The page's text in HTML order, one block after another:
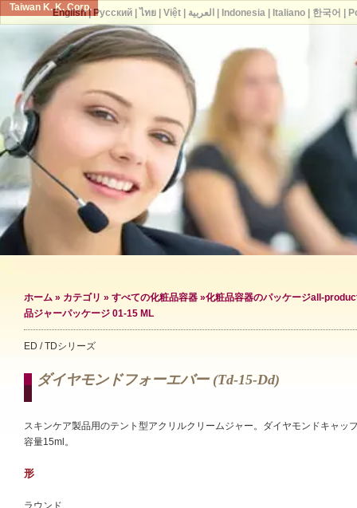
Taiwan K. K. Corp.
ホーム » カテゴリ » すべての化粧品容器 »化粧品容器のパッケージall-
品ジャーパッケージ 01-15 ML
ED / TDシリーズ
ダイヤモンドフォーエバー (td-15-Dd)
スキンケア製品用のテント型アクリルクリームジャー。ダイヤモンドキャッ
容量15ml。
形
ラウンド
English| Русский| ไทย| Việt| العربية Indonesia| Italiano| 한국어